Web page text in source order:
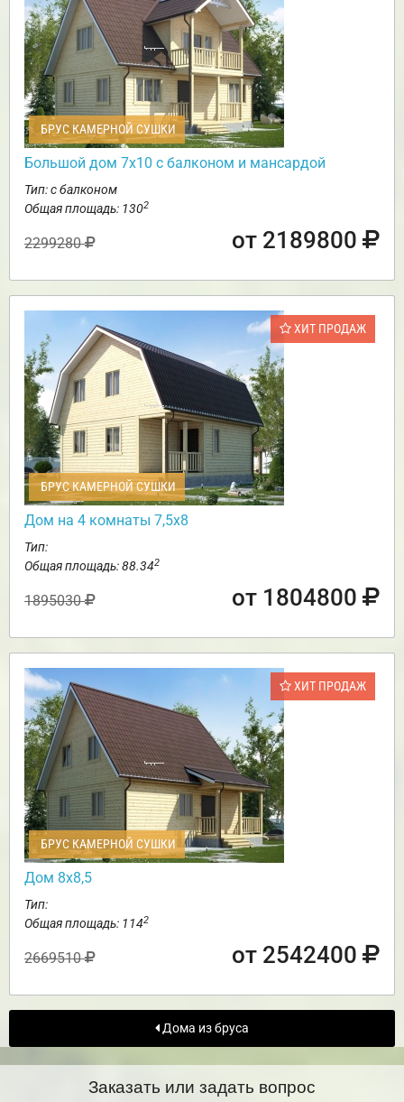
БРУС КАМЕРНОЙ СУШКИ
Большой дом 7х10 с балконом и мансардой
Тип: с балконом
Общая площадь: 1302
2299280 от 2189800
ХИТ ПРОДАЖ
БРУС КАМЕРНОЙ СУШКИ
Дом на 4 комнаты 7,5х8
Тип:
Общая площадь: 88.342
1895030 от 1804800
ХИТ ПРОДАЖ
БРУС КАМЕРНОЙ СУШКИ
Дом 8х8,5
Тип:
Общая площадь: 1142
2669510 от 2542400
Дома из бруса
Заказать или задать вопрос